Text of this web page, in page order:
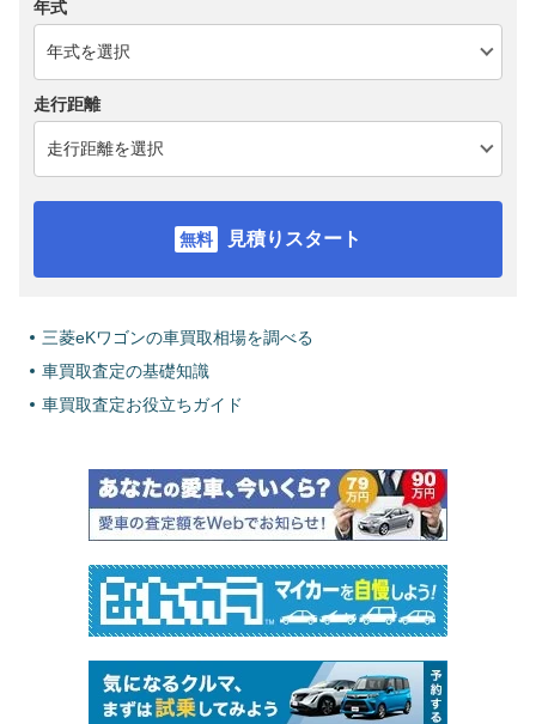
年式
走行距離
見積りスタート
三菱eKワゴンの車買取相場を調べる
車買取査定の基礎知識
車買取査定お役立ちガイド